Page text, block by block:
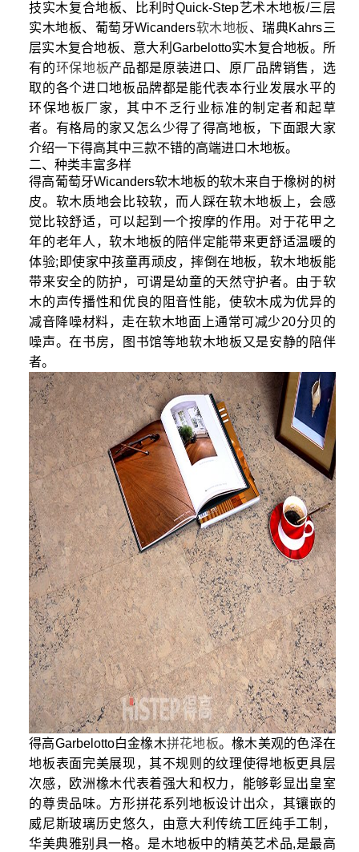
技实木复合地板、比利时Quick-Step艺术木地板/三层
实木地板、葡萄牙Wicanders软木地板、瑞典Kahrs三
层实木复合地板、意大利Garbelotto实木复合地板。所
有的环保地板产品都是原装进口、原厂品牌销售，选
取的各个进口地板品牌都是能代表本行业发展水平的
环保地板厂家，其中不乏行业标准的制定者和起草
者。有格局的家又怎么少得了得高地板，下面跟大家
介绍一下得高其中三款不错的高端进口木地板。
二、种类丰富多样
得高葡萄牙Wicanders软木地板的软木来自于橡树的树
皮。软木质地会比较软，而人踩在软木地板上，会感
觉比较舒适，可以起到一个按摩的作用。对于花甲之
年的老年人，软木地板的陪伴定能带来更舒适温暖的
体验;即使家中孩童再顽皮，摔倒在地板，软木地板能
带来安全的防护，可谓是幼童的天然守护者。由于软
木的声传播性和优良的阻音性能，使软木成为优异的
减音降噪材料，走在软木地面上通常可减少20分贝的
噪声。在书房，图书馆等地软木地板又是安静的陪伴
者。
得高Garbelotto白金橡木拼花地板。橡木美观的色泽在
地板表面完美展现，其不规则的纹理使得地板更具层
次感，欧洲橡木代表着强大和权力，能够彰显出皇室
的尊贵品味。方形拼花系列地板设计出众，其镶嵌的
威尼斯玻璃历史悠久，由意大利传统工匠纯手工制，
华美典雅别具一格。是木地板中的精英艺术品,是最高